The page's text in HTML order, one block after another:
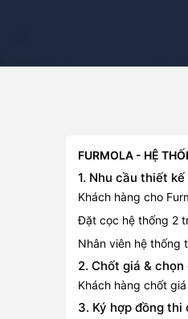
FURMOLA - HỆ
1. Nhu cầu thiết
Khách hàng cho
Đặt cọc hệ thống 2
Nhân viên hệ thống
2. Chốt giá &
Khách hàng chốt
3. Ký hợp đồng